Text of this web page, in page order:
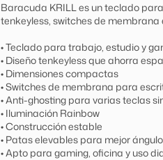
Baracuda KRILL es un teclado
tenkeyless, switches de
• Teclado para trabajo, estudio y
• Diseño tenkeyless que ahorra
• Dimensiones compactas
• Switches de membrana para
• Anti-ghosting para varias teclas
• Iluminación Rainbow
• Construcción estable
• Patas elevables para mejor ángulo
• Apto para gaming, oficina y uso